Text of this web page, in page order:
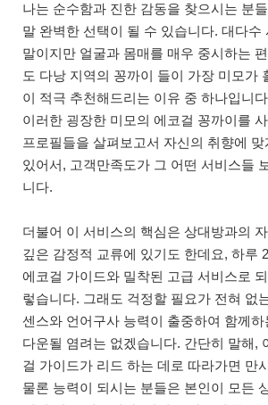
나는 순수함과 진한 감동을 찾으시는 분
말 완벽한 선택이 될 수 있습니다. 대다수
말이지만 얼굴과 몸매를 매우 중시하는
도 다낭 지역의 꽁까이 들이 가장 미모가
이 적극 추천해드리는 이유 중 하나입니
이러한 굉장한 미모의 에코걸 꽁까이를
프로필들을 살펴보고서 자신의 취향에
있어서, 고객만족도가 그 어떤 서비스들
니다.
더불어 이 서비스의 핵심은 상대방과의
깊은 감정적 교류에 있기도 한데요, 하루
에코걸 가이드와 밀착된 고급 서비스로
렇습니다. 그래도 걱정할 필요가 전혀 없
센스와 언어구사 능력이 출중하여 함께
다운될 염려는 없겠습니다. 간단히 말해,
걸 가이드가 리드 하는 데로 따라가면 만
물론 능력이 되시는 분들은 본인이 모든